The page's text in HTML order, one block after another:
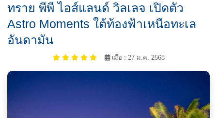
ทราย พีพี ไอส์แลนด์ วิลเลจ เปิดตัว
Astro Moments ใต้ท้องฟ้าเหนือทะเล
อันดามัน
เมื่อ : 27 ม.ค. 2568